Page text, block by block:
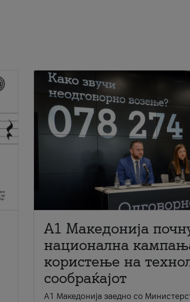
A1 Македонија
национална
користење на
сообраќајот
A1 Македонија заедно со